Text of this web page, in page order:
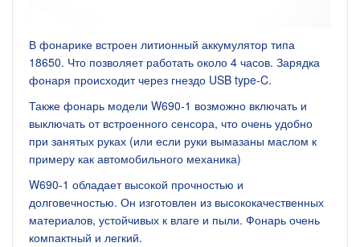
В фонарике встроен литионный аккумулятор типа
18650. Что позволяет работать около 4 часов. Зарядка
фонаря происходит через гнездо USB type-C.
Также фонарь модели W690-1 возможно включать и
выключать от встроенного сенсора, что очень удобно
при занятых руках (или если руки вымазаны маслом к
примеру как автомобильного механика)
W690-1 обладает высокой прочностью и
долговечностью. Он изготовлен из высококачественных
материалов, устойчивых к влаге и пыли. Фонарь очень
компактный и легкий.